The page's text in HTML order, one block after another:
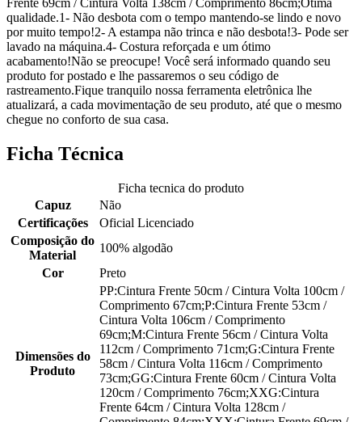
Frente 69cm / Cintura Volta 138cm / Comprimento 86cm;Ótima
qualidade.1- Não desbota com o tempo mantendo-se lindo e novo
por muito tempo!2- A estampa não trinca e não desbota!3- Pode ser
lavado na máquina.4- Costura reforçada e um ótimo
acabamento!Não se preocupe! Você será informado quando seu
produto for postado e lhe passaremos o seu código de
rastreamento.Fique tranquilo nossa ferramenta eletrônica lhe
atualizará, a cada movimentação de seu produto, até que o mesmo
chegue no conforto de sua casa.
Ficha Técnica
Ficha tecnica do produto
Capuz
Não
Certificações
Oficial Licenciado
Composição do
Material
100% algodão
Cor
Preto
Dimensões do
Produto
PP:Cintura Frente 50cm / Cintura Volta 100cm /
Comprimento 67cm;P:Cintura Frente 53cm /
Cintura Volta 106cm / Comprimento
69cm;M:Cintura Frente 56cm / Cintura Volta
112cm / Comprimento 71cm;G:Cintura Frente
58cm / Cintura Volta 116cm / Comprimento
73cm;GG:Cintura Frente 60cm / Cintura Volta
120cm / Comprimento 76cm;XXG:Cintura
Frente 64cm / Cintura Volta 128cm /